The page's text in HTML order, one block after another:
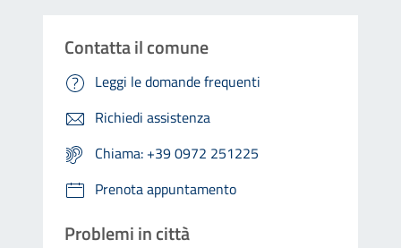
Contatta il comune
Leggi le domande frequenti
Richiedi assistenza
Chiama: +39 0972 251225
Prenota appuntamento
Problemi in città